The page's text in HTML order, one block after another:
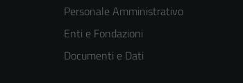
Personale Amministrativo
Enti e Fondazioni
Documenti e Dati